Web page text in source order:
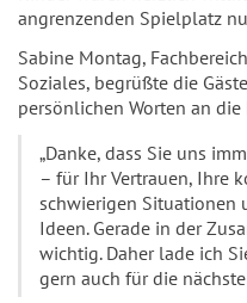
angrenzenden Spielplatz
Sabine Montag,
Soziales, begrüßte die
persönlichen Worten an
„Danke, dass Sie uns
– für Ihr Vertrauen, Ihre
schwierigen Situationen
Ideen. Gerade in der
wichtig. Daher lade ich
gern auch für die